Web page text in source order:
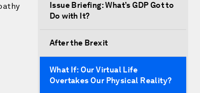
Issue Briefing: What’s GDP Got to
Do with It?
After the Brexit
What If: Our Virtual Life
Overtakes Our Physical Reality?